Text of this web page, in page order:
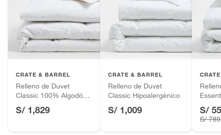
baño con señales de uso, sin empaques, etiquetas o sellos.
Alimentos, bebidas, fórmulas y leches para bebés.
Productos hechos a medida.
Pinturas de color a pedido.
Productos que hayan sido previamente instalados.
Baterías de auto.
Motocicletas y bicicletas motorizadas.
Licores y cigarros electrónicos.
CRATE & BARREL
Relleno de Duvet
Classic 100% Algodón
Orgánico
S/ 1,829
CRATE & BARREL
Relleno de Duvet
Classic Hipoalergénico
S/ 1,009 S/
S/ 789